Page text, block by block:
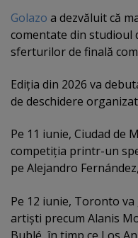
Golazo a dezvăluit că
comentate din studioul
sferturilor de finală
Ediţia din 2026 va
de deschidere
Pe 11 iunie, Ciudad de
competiţia printr-un
pe Alejandro
Pe 12 iunie, Toronto va
artişti precum Alanis